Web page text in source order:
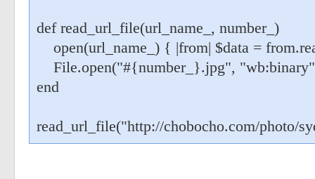
def read_url_file(url_name_, number_)
open(url_name_) { |from| $data =
File.open("#{number_}.jpg",
end
read_url_file("http://chobocho.com/photo/